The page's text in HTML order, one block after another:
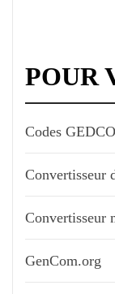
POUR
Codes
Convertisseur
Convertisseur
GenCom.org